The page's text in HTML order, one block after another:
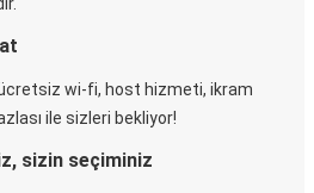
wi-fi, host hizmeti, ikram
ile sizleri bekliyor!
sizin seçiminiz